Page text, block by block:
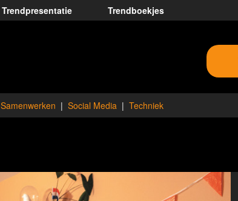
Trendpresentatie Trendboekjes
Samenwerken Social Media Techniek